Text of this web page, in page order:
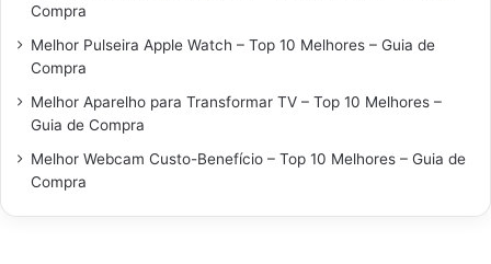
Compra
Melhor Pulseira Apple Watch – Top 10 Melhores – Guia de
Compra
Melhor Aparelho para Transformar TV – Top 10 Melhores –
Guia de Compra
Melhor Webcam Custo-Benefício – Top 10 Melhores – Guia de
Compra